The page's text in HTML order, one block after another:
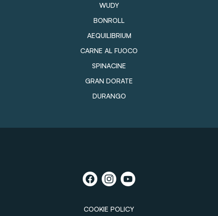
WUDY
BONROLL
AEQUILIBRIUM
CARNE AL FUOCO
SPINACINE
GRAN DORATE
DURANGO
COOKIE POLICY